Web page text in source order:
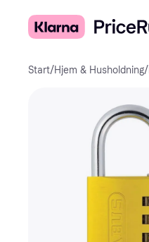
Start/Hjem & Husholdning/